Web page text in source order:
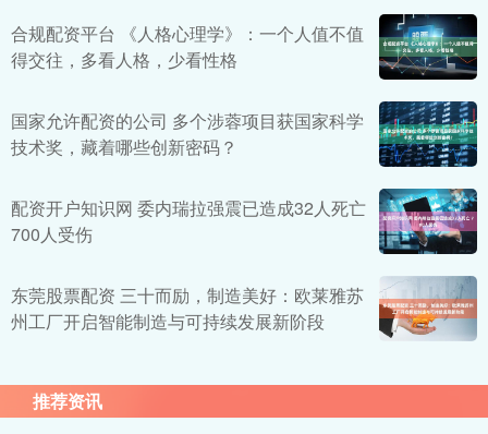
合规配资平台 《人格心理学》：一个人值不值
得交往，多看人格，少看性格
国家允许配资的公司 多个涉蓉项目获国家科学
技术奖，藏着哪些创新密码？
配资开户知识网 委内瑞拉强震已造成32人死亡
700人受伤
东莞股票配资 三十而励，制造美好：欧莱雅苏
州工厂开启智能制造与可持续发展新阶段
推荐资讯